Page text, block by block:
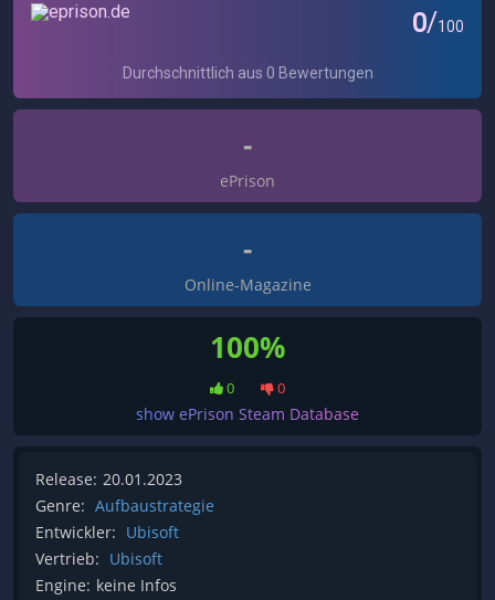
-
ePrison
-
Online-Magazine
100%
0 0
show ePrison Steam Database
Release: 20.01.2023
Genre: Aufbaustrategie
Entwickler: Ubisoft
Vertrieb: Ubisoft
Engine: keine Infos